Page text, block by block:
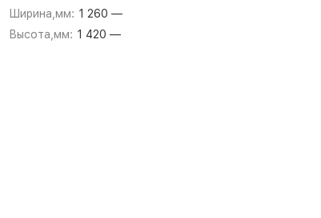
Ширина,мм: 1 260 —
Высота,мм: 1 420 —